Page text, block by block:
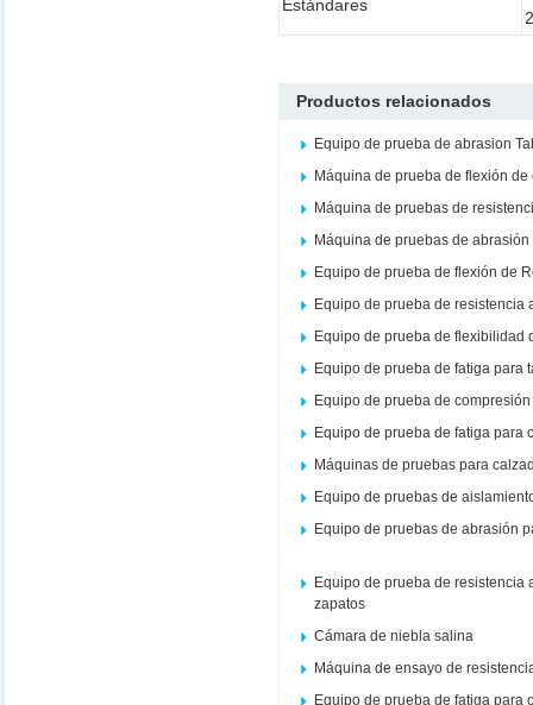
Estándares
Productos relacionados
Equipo de prueba de abrasion
Máquina de prueba de flexión de
Máquina de pruebas de
Máquina de pruebas de
Equipo de prueba de flexión de
Equipo de prueba de resistencia
Equipo de prueba de flexibilidad
Equipo de prueba de fatiga para
Equipo de prueba de
Equipo de prueba de fatiga para
Máquinas de pruebas para
Equipo de pruebas de
Equipo de pruebas de abrasión
Equipo de prueba de resistencia
zapatos
Cámara de niebla salina
Máquina de ensayo de
Equipo de prueba de fatiga para